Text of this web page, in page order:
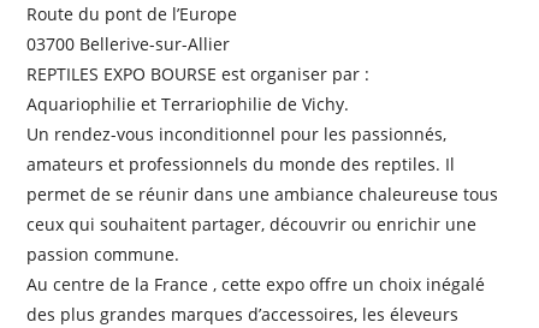
Route du pont de l’Europe
03700 Bellerive-sur-Allier
REPTILES EXPO BOURSE est organiser par :
Aquariophilie et Terrariophilie de Vichy.
Un rendez-vous inconditionnel pour les passionnés,
amateurs et professionnels du monde des reptiles. Il
permet de se réunir dans une ambiance chaleureuse tous
ceux qui souhaitent partager, découvrir ou enrichir une
passion commune.
Au centre de la France , cette expo offre un choix inégalé
des plus grandes marques d’accessoires, les éleveurs